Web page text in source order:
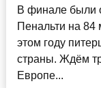
В финале были
Пенальти на
этом году
страны. Ждём
Европе...